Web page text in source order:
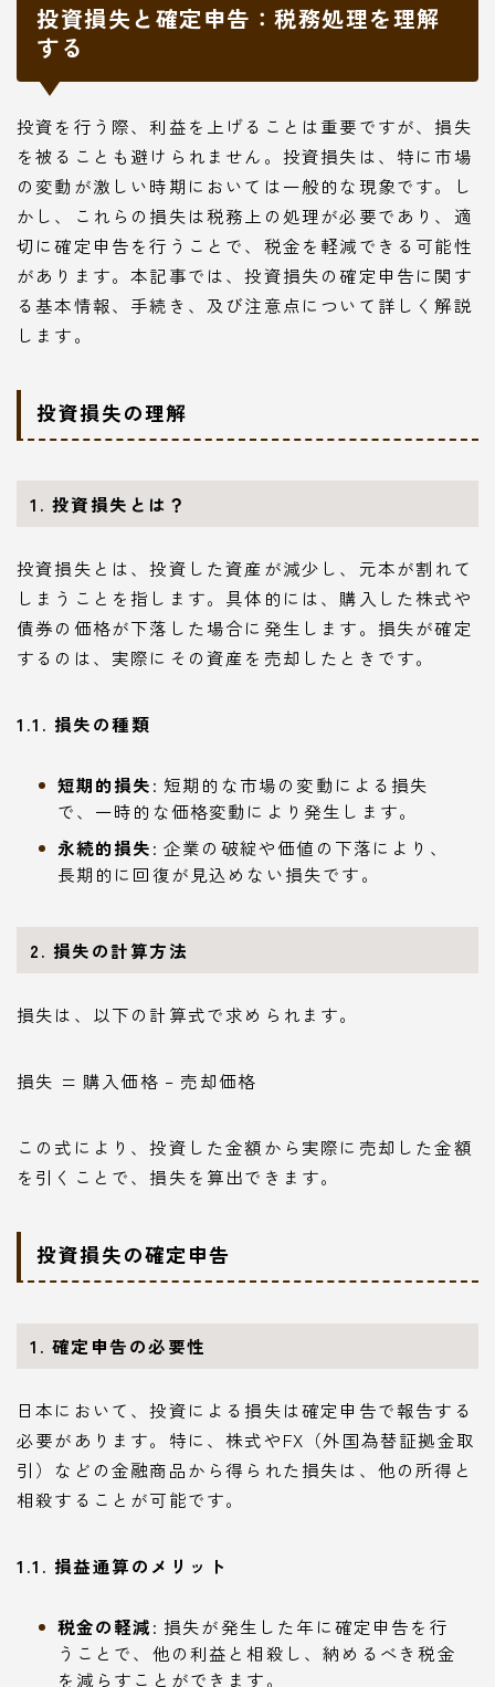
投資損失と確定申告：税務処理を理解
する
投資を行う際、利益を上げることは重要ですが、損失
を被ることも避けられません。投資損失は、特に市場
の変動が激しい時期においては一般的な現象です。し
かし、これらの損失は税務上の処理が必要であり、適
切に確定申告を行うことで、税金を軽減できる可能性
があります。本記事では、投資損失の確定申告に関す
る基本情報、手続き、及び注意点について詳しく解説
します。
投資損失の理解
1. 投資損失とは？
投資損失とは、投資した資産が減少し、元本が割れて
しまうことを指します。具体的には、購入した株式や
債券の価格が下落した場合に発生します。損失が確定
するのは、実際にその資産を売却したときです。
1.1. 損失の種類
短期的損失: 短期的な市場の変動による損失
で、一時的な価格変動により発生します。
永続的損失: 企業の破綻や価値の下落により、
長期的に回復が見込めない損失です。
2. 損失の計算方法
損失は、以下の計算式で求められます。
損失 = 購入価格 – 売却価格
この式により、投資した金額から実際に売却した金額
を引くことで、損失を算出できます。
投資損失の確定申告
1. 確定申告の必要性
日本において、投資による損失は確定申告で報告する
必要があります。特に、株式やFX（外国為替証拠金取
引）などの金融商品から得られた損失は、他の所得と
相殺することが可能です。
1.1. 損益通算のメリット
税金の軽減: 損失が発生した年に確定申告を行
うことで、他の利益と相殺し、納めるべき税金
を減らすことができます。